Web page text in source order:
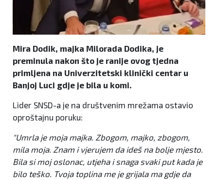
Mira Dodik, majka Milorada Dodika, je
preminula nakon što je ranije ovog tjedna
primljena na Univerzitetski klinički centar u
Banjoj Luci gdje je bila u komi.
Lider SNSD-a je na društvenim mrežama ostavio
oproštajnu poruku:
"Umrla je moja majka. Zbogom, majko, zbogom,
mila moja. Znam i vjerujem da ideš na bolje mjesto.
Bila si moj oslonac, utjeha i snaga svaki put kada je
bilo teško. Tvoja toplina me je grijala ma gdje da